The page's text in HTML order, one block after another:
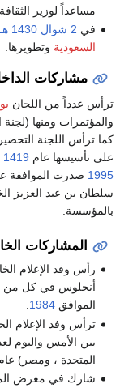
مساعداً لوزير الثقافة
في 2 شوال 1430 هـ تم
السعوديةوتطويرها.
مشاركات الداخلية
عدداً من اللجانبوزارة
ومنها (لجنة
ترأس اللجنة التحضيرية
تأسيسها عام 1419 هـ
صدرت الموافقة على
بن عبد العزيز
المشاركات
رأس وفد الإعلام
أنجلوس في كل من
الموافق1984
.
ترأس وفد الإعلام
بين الأمس واليوم لعدة
المتحدة ، ومصر) عام
شارك في معرض